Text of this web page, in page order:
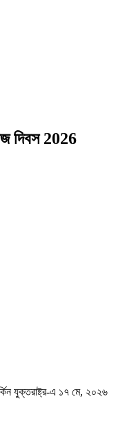
দিবস 2026
যুক্তরাষ্ট্র-এ ১৭ মে, ২০২৬